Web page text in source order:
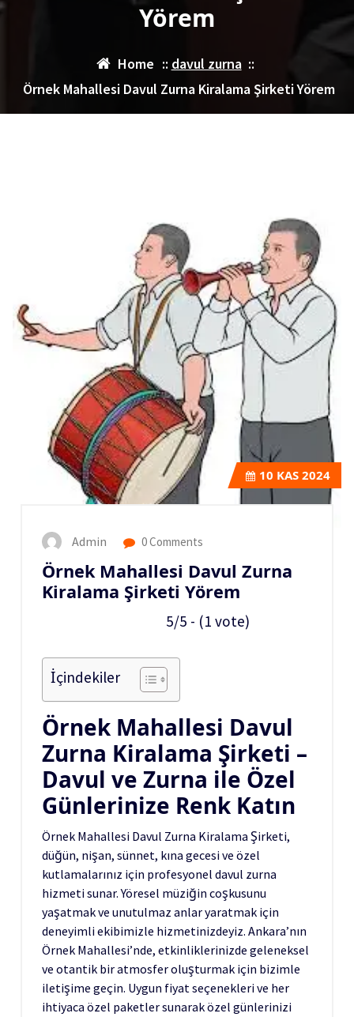
Yörem
Home :: davul zurna::
Örnek Mahallesi Davul Zurna Kiralama Şirketi Yörem
10 KAS 2024
Admin 0 Comments
Örnek Mahallesi Davul Zurna
Kiralama Şirketi Yörem
5/5 - (1 vote)
İçindekiler
Örnek Mahallesi Davul
Zurna Kiralama Şirketi –
Davul ve Zurna ile Özel
Günlerinize Renk Katın
Örnek Mahallesi Davul Zurna Kiralama Şirketi,
düğün, nişan, sünnet, kına gecesi ve özel
kutlamalarınız için profesyonel davul zurna
hizmeti sunar. Yöresel müziğin coşkusunu
yaşatmak ve unutulmaz anlar yaratmak için
deneyimli ekibimizle hizmetinizdeyiz. Ankara’nın
Örnek Mahallesi’nde, etkinliklerinizde geleneksel
ve otantik bir atmosfer oluşturmak için bizimle
iletişime geçin. Uygun fiyat seçenekleri ve her
ihtiyaca özel paketler sunarak özel günlerinizi